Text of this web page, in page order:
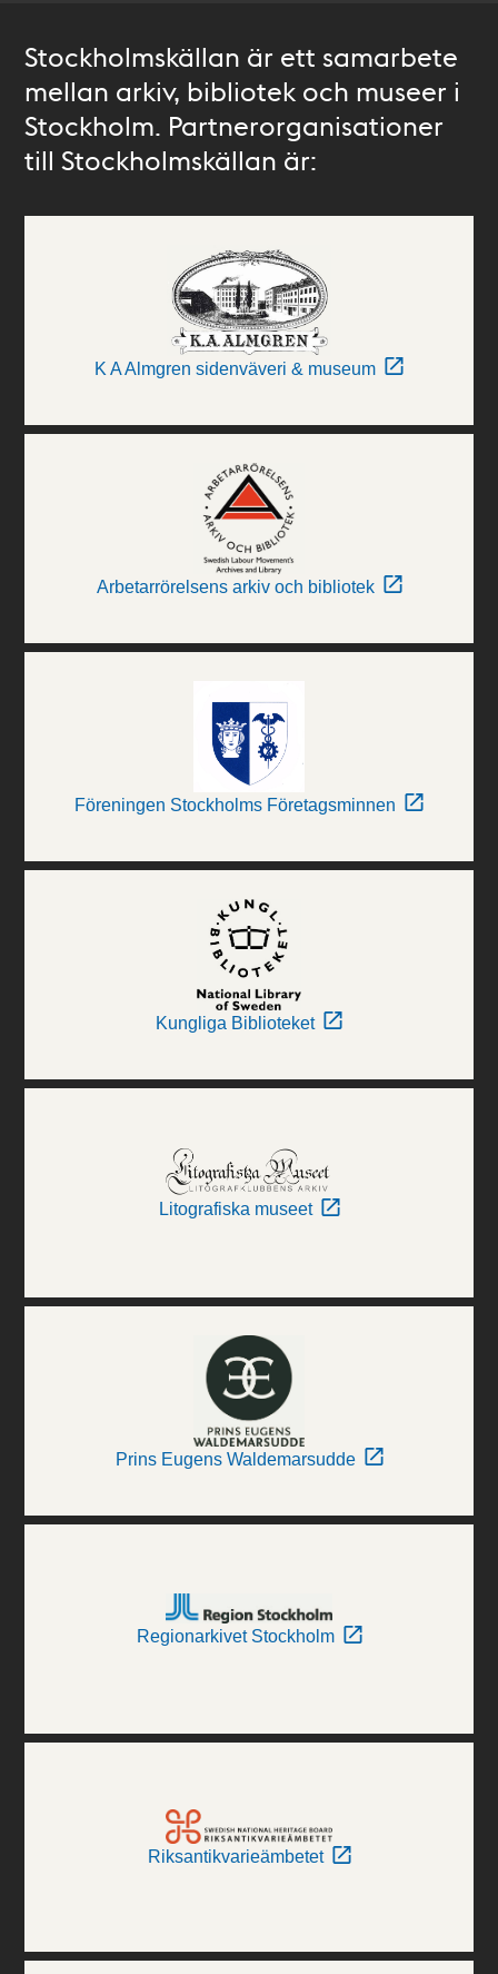
Stockholmskällan är ett samarbete
mellan arkiv, bibliotek och museer i
Stockholm. Partnerorganisationer
till Stockholmskällan är:
K A Almgren sidenväveri & museum
Arbetarrörelsens arkiv och bibliotek
Föreningen Stockholms Företagsminnen
Kungliga Biblioteket
Litografiska museet
Prins Eugens Waldemarsudde
Regionarkivet Stockholm
Riksantikvarieämbetet